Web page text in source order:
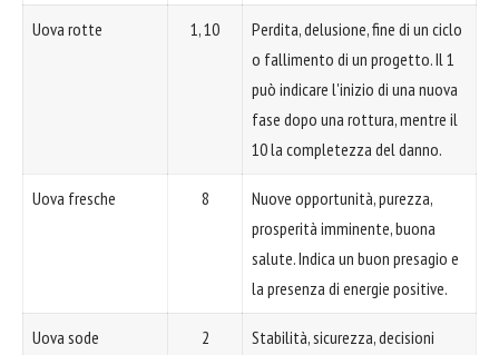
Uova rotte 1, 10
Perdita, delusione, fine di un ciclo
o fallimento di un progetto. Il 1
può indicare l'inizio di una nuova
fase dopo una rottura, mentre il
10 la completezza del danno.
Uova fresche 8
Nuove opportunità, purezza,
prosperità imminente, buona
salute. Indica un buon presagio e
la presenza di energie positive.
Uova sode 2
Stabilità, sicurezza, decisioni